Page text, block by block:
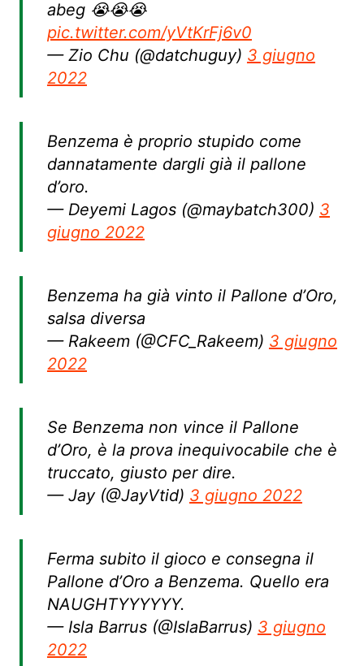
abeg 😭😭😭
pic.twitter.com/yVtKrFj6v0
— Zio Chu (@datchuguy) 3 giugno
2022
Benzema è proprio stupido come
dannatamente dargli già il pallone
d’oro.
— Deyemi Lagos (@maybatch300) 3
giugno 2022
Benzema ha già vinto il Pallone d’Oro,
salsa diversa
— Rakeem (@CFC_Rakeem) 3 giugno
2022
Se Benzema non vince il Pallone
d’Oro, è la prova inequivocabile che è
truccato, giusto per dire.
— Jay (@JayVtid) 3 giugno 2022
Ferma subito il gioco e consegna il
Pallone d’Oro a Benzema. Quello era
NAUGHTYYYYYY.
— Isla Barrus (@IslaBarrus) 3 giugno
2022